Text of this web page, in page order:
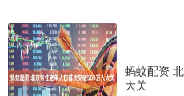
蚂蚊配资
大关